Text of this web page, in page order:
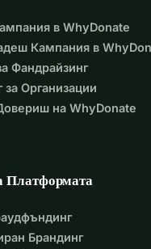
в WhyDonate
Кампания в
Фандрайзинг
за Организации
на WhyDonate
Платформата
Брандинг